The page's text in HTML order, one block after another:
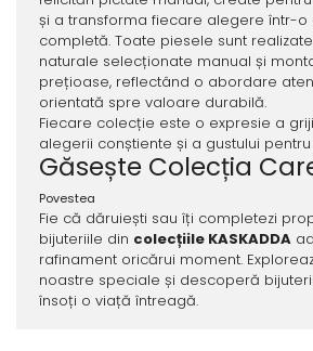
și a transforma fiecare alegere într-o
completă. Toate piesele sunt
naturale selecționate manual și
prețioase, reflectând o abordare
orientată spre valoare durabilă.
Fiecare colecție este o expresie a
alegerii conștiente și a gustului
Găsește Colecția
Povestea
Fie că dăruiești sau îți completezi
bijuteriile din colecțiile KASKADDA
rafinament oricărui moment.
noastre speciale și descoperă
însoți o viață întreagă.